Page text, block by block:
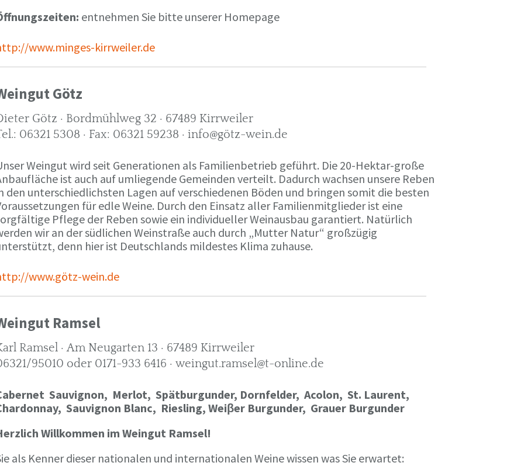
entnehmen Sie bitte unserer Homepage
www.minges-kirrweiler.de
Götz
Götz · Bordmühlweg 32 · 67489 Kirrweiler
06321 5308 · Fax: 06321 59238 · info@götz-wein.de
Weingut wird seit Generationen als Familienbetrieb geführt. Die 20-Hektar-große
ist auch auf umliegende Gemeinden verteilt. Dadurch wachsen unsere Reben
den unterschiedlichsten Lagen auf verschiedenen Böden und bringen somit die besten
für edle Weine. Durch den Einsatz aller Familienmitglieder ist eine
Pflege der Reben sowie ein individueller Weinausbau garantiert. Natürlich
wir an der südlichen Weinstraße auch durch „Mutter Natur“ großzügig
denn hier ist Deutschlands mildestes Klima zuhause.
www.götz-wein.de
Ramsel
Ramsel · Am Neugarten 13 · 67489 Kirrweiler
95010 oder 0171-933 6416 · weingut.ramsel@t-online.de
Sauvignon, Merlot, Spätburgunder, Dornfelder, Acolon, St. Laurent,
Sauvignon Blanc, Riesling, Weiβer Burgunder, Grauer Burgunder
Willkommen im Weingut Ramsel!
als Kenner dieser nationalen und internationalen Weine wissen was Sie erwartet: